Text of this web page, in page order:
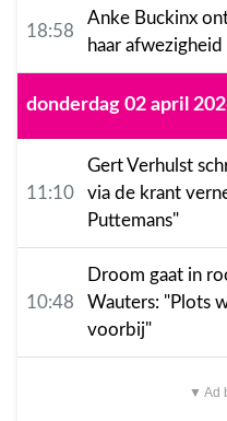
18:58
Anke Buckinx
haar afwezigheid
donderdag 02 april
11:10
Gert Verhulst
via de krant
Puttemans"
10:48
Droom gaat in
Wauters: "Plots
voorbij"
▼ Ad